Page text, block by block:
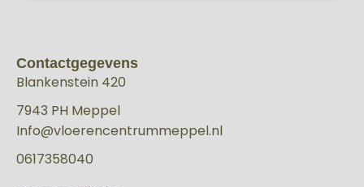
Contactgegevens
Blankenstein 420
7943 PH Meppel
Info@vloerencentrummeppel.nl
0617358040